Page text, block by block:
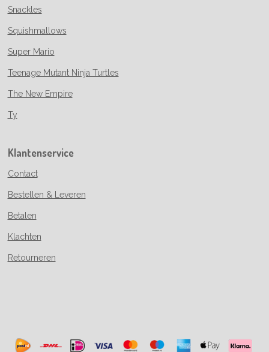
Snackles
Squishmallows
Super Mario
Teenage Mutant Ninja Turtles
The New Empire
Ty
Klantenservice
Contact
Bestellen & Leveren
Betalen
Klachten
Retourneren